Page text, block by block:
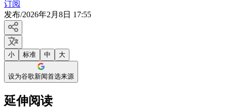
订阅
发布/2026年2月8日 17:55
小 标准 中 大
设为谷歌新闻首选来源
延伸阅读